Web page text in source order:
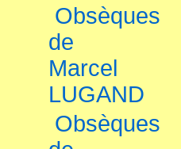
Obsèques
de
Marcel
LUGAND
Obsèques